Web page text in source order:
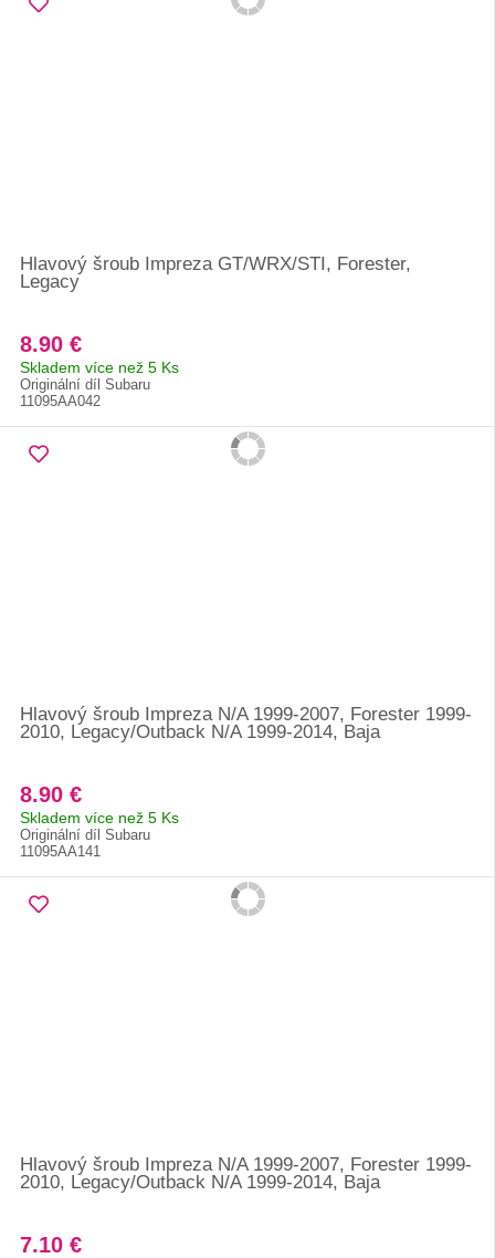
Hlavový šroub Impreza GT/WRX/STI, Forester,
Legacy
8.90 €
Skladem více než 5 Ks
Originální díl Subaru
11095AA042
Hlavový šroub Impreza N/A 1999-2007, Forester 1999-
2010, Legacy/Outback N/A 1999-2014, Baja
8.90 €
Skladem více než 5 Ks
Originální díl Subaru
11095AA141
Hlavový šroub Impreza N/A 1999-2007, Forester 1999-
2010, Legacy/Outback N/A 1999-2014, Baja
7.10 €